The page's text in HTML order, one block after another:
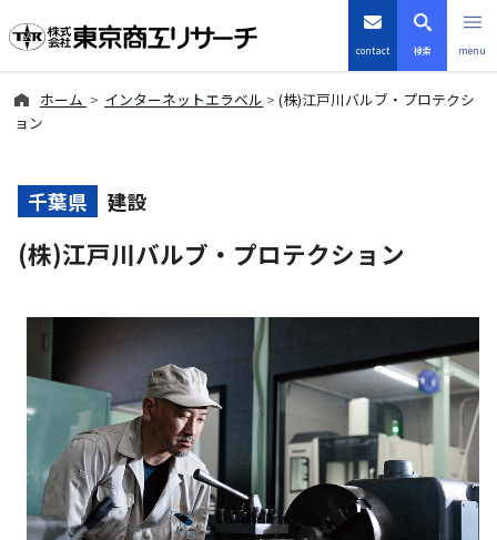
contact 検索 menu
商品・サービス
導入事例
採用情報
ホーム インターネットエラベル
(株)江戸川バルブ・プロテクシ
ョン
千葉県 建設
(株)江戸川バルブ・プロテクション